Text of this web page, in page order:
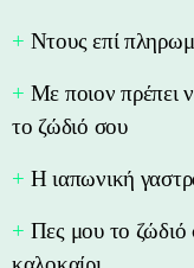
Nτους επί
Με ποιον πρέπει
το ζώδιό σου
Η ιαπωνική
Πες μου το